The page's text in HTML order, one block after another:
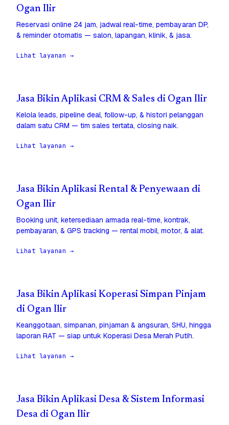
Ogan Ilir
Reservasi online 24 jam, jadwal real-time, pembayaran DP,
& reminder otomatis — salon, lapangan, klinik, & jasa.
Lihat layanan →
Jasa Bikin Aplikasi CRM & Sales di Ogan Ilir
Kelola leads, pipeline deal, follow-up, & histori pelanggan
dalam satu CRM — tim sales tertata, closing naik.
Lihat layanan →
Jasa Bikin Aplikasi Rental & Penyewaan di
Ogan Ilir
Booking unit, ketersediaan armada real-time, kontrak,
pembayaran, & GPS tracking — rental mobil, motor, & alat.
Lihat layanan →
Jasa Bikin Aplikasi Koperasi Simpan Pinjam
di Ogan Ilir
Keanggotaan, simpanan, pinjaman & angsuran, SHU, hingga
laporan RAT — siap untuk Koperasi Desa Merah Putih.
Lihat layanan →
Jasa Bikin Aplikasi Desa & Sistem Informasi
Desa di Ogan Ilir